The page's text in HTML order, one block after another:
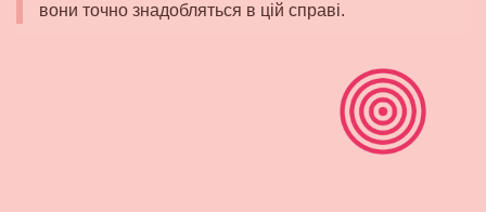
вони точно знадобляться в цій справі.